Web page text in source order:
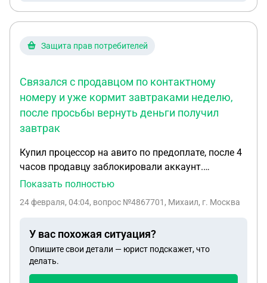
Защита прав потребителей
Связался с продавцом по контактному
номеру и уже кормит завтраками неделю,
после просьбы вернуть деньги получил
завтрак
Купил процессор на авито по предоплате, после 4
часов продавцу заблокировали аккаунт.
Связался с продавцом по контактному номеру и
вернуть деньги получил завтрак. Что делать?
Показать полностью
24 февраля, 04:04, вопрос №4867701, Михаил, г. Москва
У вас похожая ситуация?
Опишите свои детали — юрист подскажет, что
делать.